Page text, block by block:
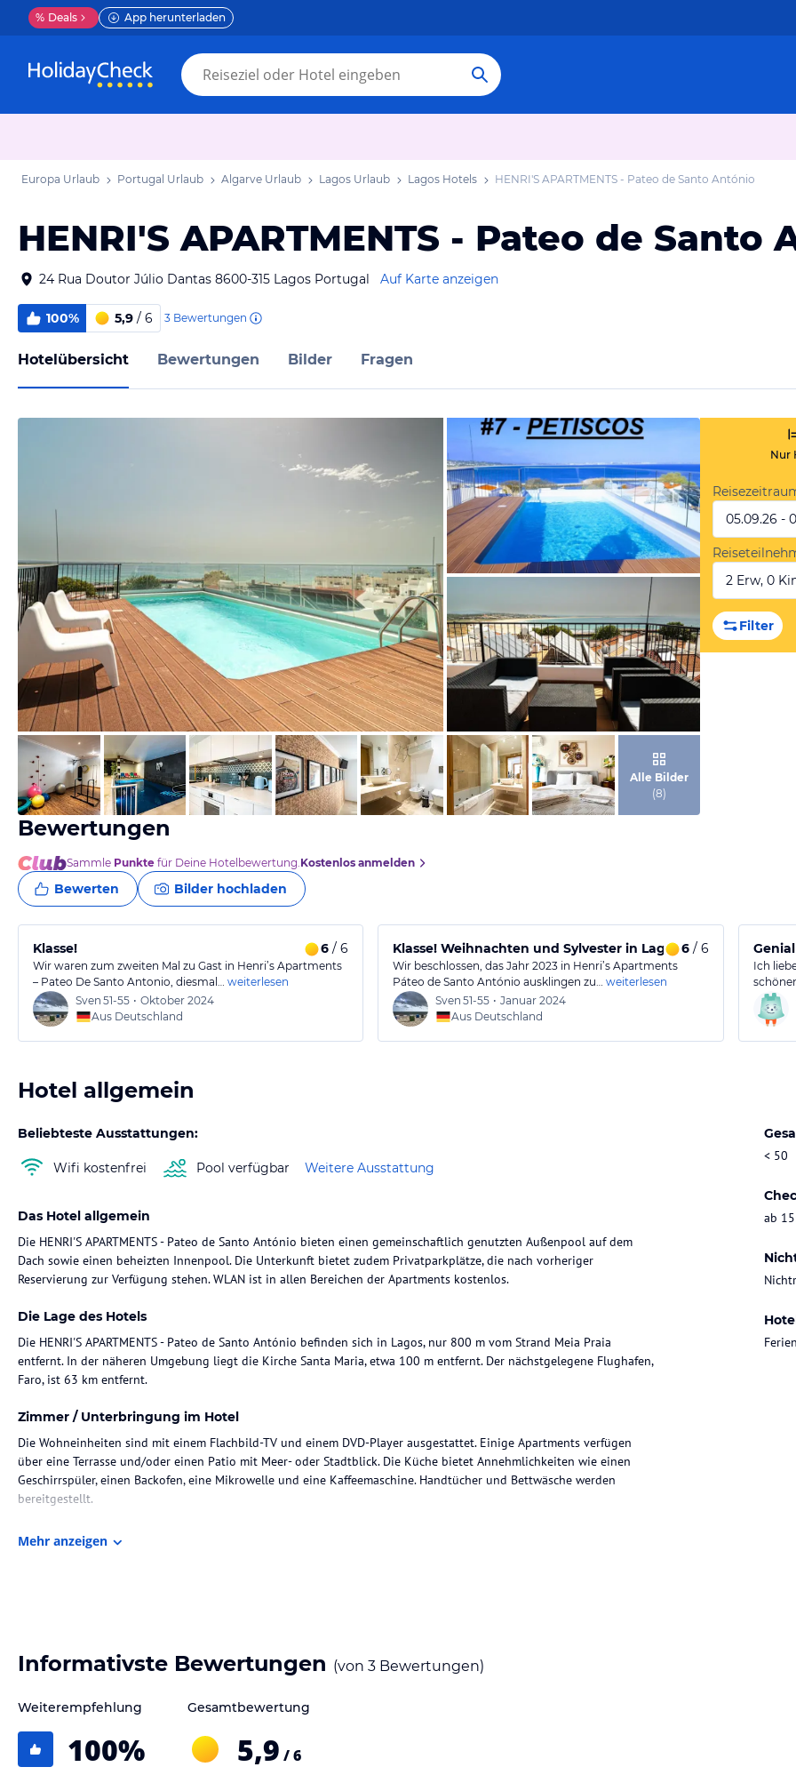
% Deals App herunterladen
Europa Urlaub Portugal Urlaub Algarve Urlaub Lagos Urlaub Lagos Hotels HENRI'S APARTMENTS - Pateo de Santo António
HENRI'S APARTMENTS - Pateo de Santo
24 Rua Doutor Júlio Dantas 8600-315 Lagos Portugal Auf Karte anzeigen
100% 5,9 / 6 3 Bewertungen
Hotelübersicht Bewertungen Bilder Fragen
von Booking.com
von Booking.com
von Booking.com
Alle Bilder
(8)
Nur
05.09.26 -
2 Erw, 0
Filter
Bewertungen
Sammle Punkte für Deine Hotelbewertung.Kostenlos anmelden
Bewerten Bilder hochladen
Klasse! 6 / 6
Wir waren zum zweiten Mal zu Gast in Henri’s Apartments
– Pateo De Santo Antonio, diesmal… weiterlesen
Sven 51-55 • Oktober 2024
Aus Deutschland
Klasse! Weihnachten und Sylvester in Lagos.6/ 6
Wir beschlossen, das Jahr 2023 in Henri’s Apartments
Páteo de Santo António ausklingen zu… weiterlesen
Sven 51-55 • Januar 2024
Aus Deutschland
Ich
Hotel allgemein
Beliebteste Ausstattungen:
Wifi kostenfrei Pool verfügbar Weitere Ausstattung
< 50
ab
Das Hotel allgemein
Die HENRI'S APARTMENTS - Pateo de Santo António bieten einen gemeinschaftlich genutzten Außenpool auf dem
Dach sowie einen beheizten Innenpool. Die Unterkunft bietet zudem Privatparkplätze, die nach vorheriger
Reservierung zur Verfügung stehen. WLAN ist in allen Bereichen der Apartments kostenlos.
Die Lage des Hotels
Die HENRI'S APARTMENTS - Pateo de Santo António befinden sich in Lagos, nur 800 m vom Strand Meia Praia
entfernt. In der näheren Umgebung liegt die Kirche Santa Maria, etwa 100 m entfernt. Der nächstgelegene Flughafen,
Faro, ist 63 km entfernt.
Zimmer / Unterbringung im Hotel
Die Wohneinheiten sind mit einem Flachbild-TV und einem DVD-Player ausgestattet. Einige Apartments verfügen
über eine Terrasse und/oder einen Patio mit Meer- oder Stadtblick. Die Küche bietet Annehmlichkeiten wie einen
Geschirrspüler, einen Backofen, eine Mikrowelle und eine Kaffeemaschine. Handtücher und Bettwäsche werden
bereitgestellt.
Sport und Unterhaltung
Mehr anzeigen
Informativste Bewertungen (von 3 Bewertungen)
Weiterempfehlung
100%
Gesamtbewertung
5,9 / 6